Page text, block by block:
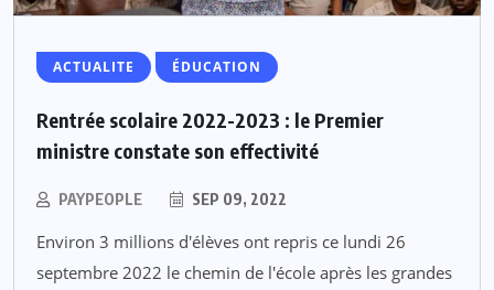
ACTUALITE ÉDUCATION
Rentrée scolaire 2022-2023 : le Premier
ministre constate son effectivité
PAYPEOPLE SEP 09, 2022
Environ 3 millions d'élèves ont repris ce lundi 26
septembre 2022 le chemin de l'école après les grandes